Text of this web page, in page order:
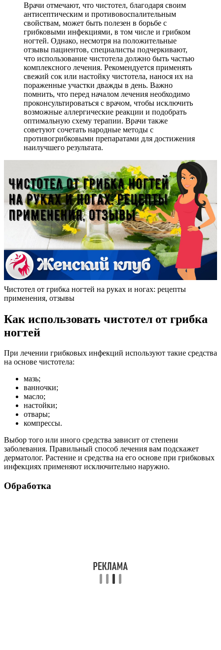
Врачи отмечают, что чистотел, благодаря своим
антисептическим и противовоспалительным
свойствам, может быть полезен в борьбе с
грибковыми инфекциями, в том числе и грибком
ногтей. Однако, несмотря на положительные
отзывы пациентов, специалисты подчеркивают,
что использование чистотела должно быть частью
комплексного лечения. Рекомендуется применять
свежий сок или настойку чистотела, нанося их на
пораженные участки дважды в день. Важно
помнить, что перед началом лечения необходимо
проконсультироваться с врачом, чтобы исключить
возможные аллергические реакции и подобрать
оптимальную схему терапии. Врачи также
советуют сочетать народные методы с
противогрибковыми препаратами для достижения
наилучшего результата.
Чистотел от грибка ногтей на руках и ногах: рецепты
применения, отзывы
Как использовать чистотел от грибка
ногтей
При лечении грибковых инфекций используют такие средства
на основе чистотела:
мазь;
ванночки;
масло;
настойки;
отвары;
компрессы.
Выбор того или иного средства зависит от степени
заболевания. Правильный способ лечения вам подскажет
дерматолог. Растение и средства на его основе при грибковых
инфекциях применяют исключительно наружно.
Обработка